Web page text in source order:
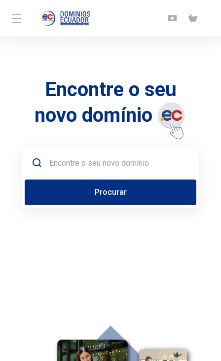
Encontre o seu
novo domínio
Procurar